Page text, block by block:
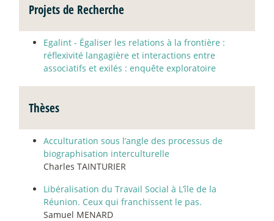
Projets de Recherche
Egalint - Égaliser les relations à la frontière :
réflexivité langagière et interactions entre
associatifs et exilés : enquête exploratoire
Thèses
Acculturation sous l’angle des processus de
biographisation interculturelle
Charles TAINTURIER
Libéralisation du Travail Social à L’île de la
Réunion. Ceux qui franchissent le pas.
Samuel MENARD